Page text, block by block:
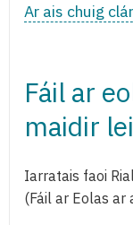
Ar ais chuig
Fáil ar
maidir
Iarratais faoi
(Fáil ar Eolas ar